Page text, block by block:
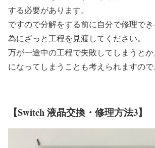
する必要があります。
ですので分解をする前に自分で修理で
為にざっと工程を見渡してください。
万が一途中の工程で失敗してしまうと
になってしまうことも考えられますので
【Switch 液晶交換・修理方法3】